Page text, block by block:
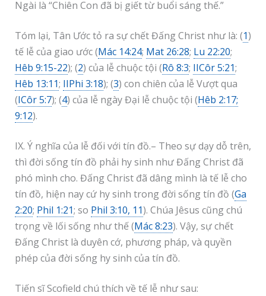
Ngài là “Chiên Con đã bị giết từ buổi sáng thế.”
Tóm lại, Tân Ước tỏ ra sự chết Đấng Christ như là: (1)
tế lễ của giao ước (Mác 14:24; Mat 26:28; Lu 22:20;
Hêb 9:15-22); (2) của lễ chuộc tội (Rô 8:3; IICôr 5:21;
Hêb 13:11; IIPhi 3:18); (3) con chiên của lễ Vượt qua
(ICôr 5:7); (4) của lễ ngày Đại lễ chuộc tội (Hêb 2:17;
9:12).
IX. Ý nghĩa của lễ đối với tín đồ.– Theo sự dạy dỗ trên,
thì đời sống tín đồ phải hy sinh như Đấng Christ đã
phó mình cho. Đấng Christ đã dâng mình là tế lễ cho
tín đồ, hiện nay cứ hy sinh trong đời sống tín đồ (Ga
2:20; Phil 1:21; so Phil 3:10, 11). Chúa Jêsus cũng chú
trọng về lối sống như thế (Mác 8:23). Vậy, sự chết
Đấng Christ là duyên cớ, phương pháp, và quyền
phép của đời sống hy sinh của tín đồ.
Tiến sĩ Scofield chú thích về tế lễ như sau: